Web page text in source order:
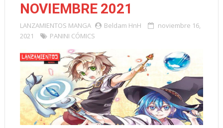
NOVIEMBRE 2021
LANZAMIENTOS MANGA Beldam HnH
noviembre 16,
2021
PANINI CÓMICS